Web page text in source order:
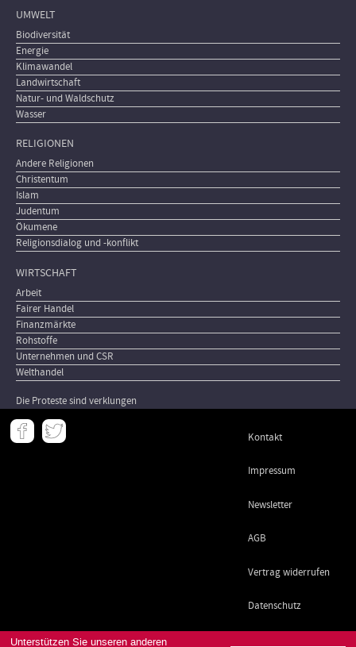
Unterstützen Sie unseren anderen
UMWELT
Biodiversität
Energie
Klimawandel
Landwirtschaft
Natur- und Waldschutz
Wasser
RELIGIONEN
Andere Religionen
Christentum
Islam
Judentum
Ökumene
Religionsdialog und -konflikt
WIRTSCHAFT
Arbeit
Fairer Handel
Finanzmärkte
Rohstoffe
Unternehmen und CSR
Welthandel
Die Proteste sind verklungen
Meta
- Kontakt
Impressum
Newsletter
AGB
Vertrag widerrufen
Datenschutz